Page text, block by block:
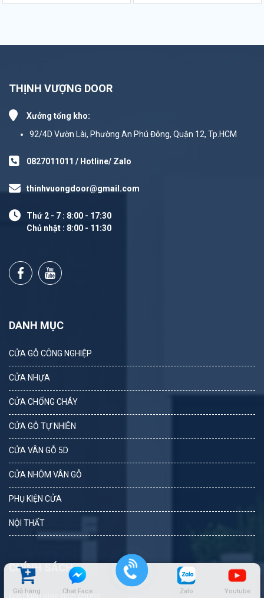
Giỏ hàng Chat Face Zalo Youtube
THỊNH VƯỢNG DOOR
Xưởng tổng kho:
92/4D Vườn Lài, Phường An Phú Đông, Quận 12, Tp.HCM
0827011011 / Hotline/ Zalo
thinhvuongdoor@gmail.com
Thứ 2 - 7 : 8:00 - 17:30
Chủ nhật : 8:00 - 11:30
DANH MỤC
CỬA GỖ CÔNG NGHIỆP
CỬA NHỰA
CỬA CHỐNG CHÁY
CỬA GỖ TỰ NHIÊN
CỬA VÂN GỖ 5D
CỬA NHÔM VÂN GỖ
PHỤ KIỆN CỬA
NỘI THẤT
CHÍNH SÁCH
Điều kiện giao dịch chung